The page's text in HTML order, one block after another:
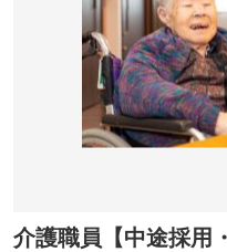
介護職員【中途採